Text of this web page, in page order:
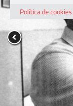
Política de cookies